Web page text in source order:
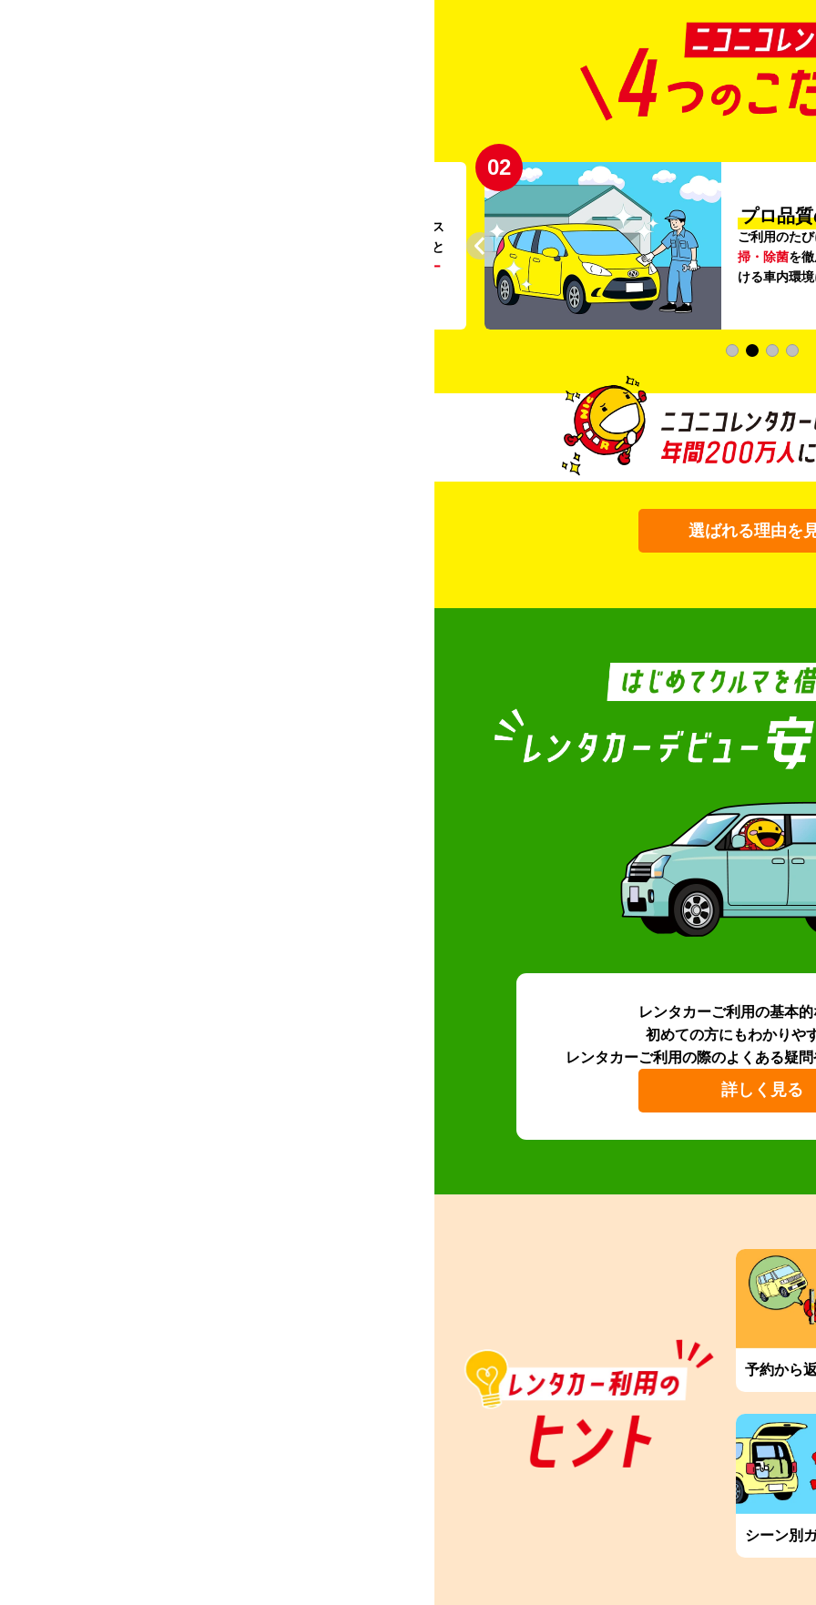
。ガソリンス
タンドや整備工場の既存インフラを活用すること
リー
02
プロ品
ご利用のた
掃・除菌を
ける車内環
選ばれる理由を
レンタカーご利用の基本
初めての方にもわかりや
レンタカーご利用の際のよくある疑問
詳しく見る
予約から
シーン別